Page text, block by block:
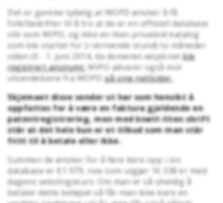
Det er ganske tydelig at WOPD ønsker å få
folk/bedrifter til å tro at de er en offisiell database
slik som WIPO, og ikke en liten privateid katalog
som ble startet for (i skrivende stund) to måneder
siden (!) - 1. juni 2014, da domenet wopd.netble
registrert anonymt. WIPO advarer også mot
utsendelsene fra WOPDpå sine nettsider.
Skjemaet disse sender ut har som hensikt å
oppfattes for å være en faktura gjeldende en
patentregistrering, men med knøtt-liten skrift
står at det hele kun er et tilbud som man står
fritt til å betale eller ikke.
Summen de ønsker for å føre dere opp i sin
database er €1 979, noe som utgjør 16 338 kr med
dagens vekslingskurs. Om man er så uheldig å
betaler dette beløpet så får man ikke bare en